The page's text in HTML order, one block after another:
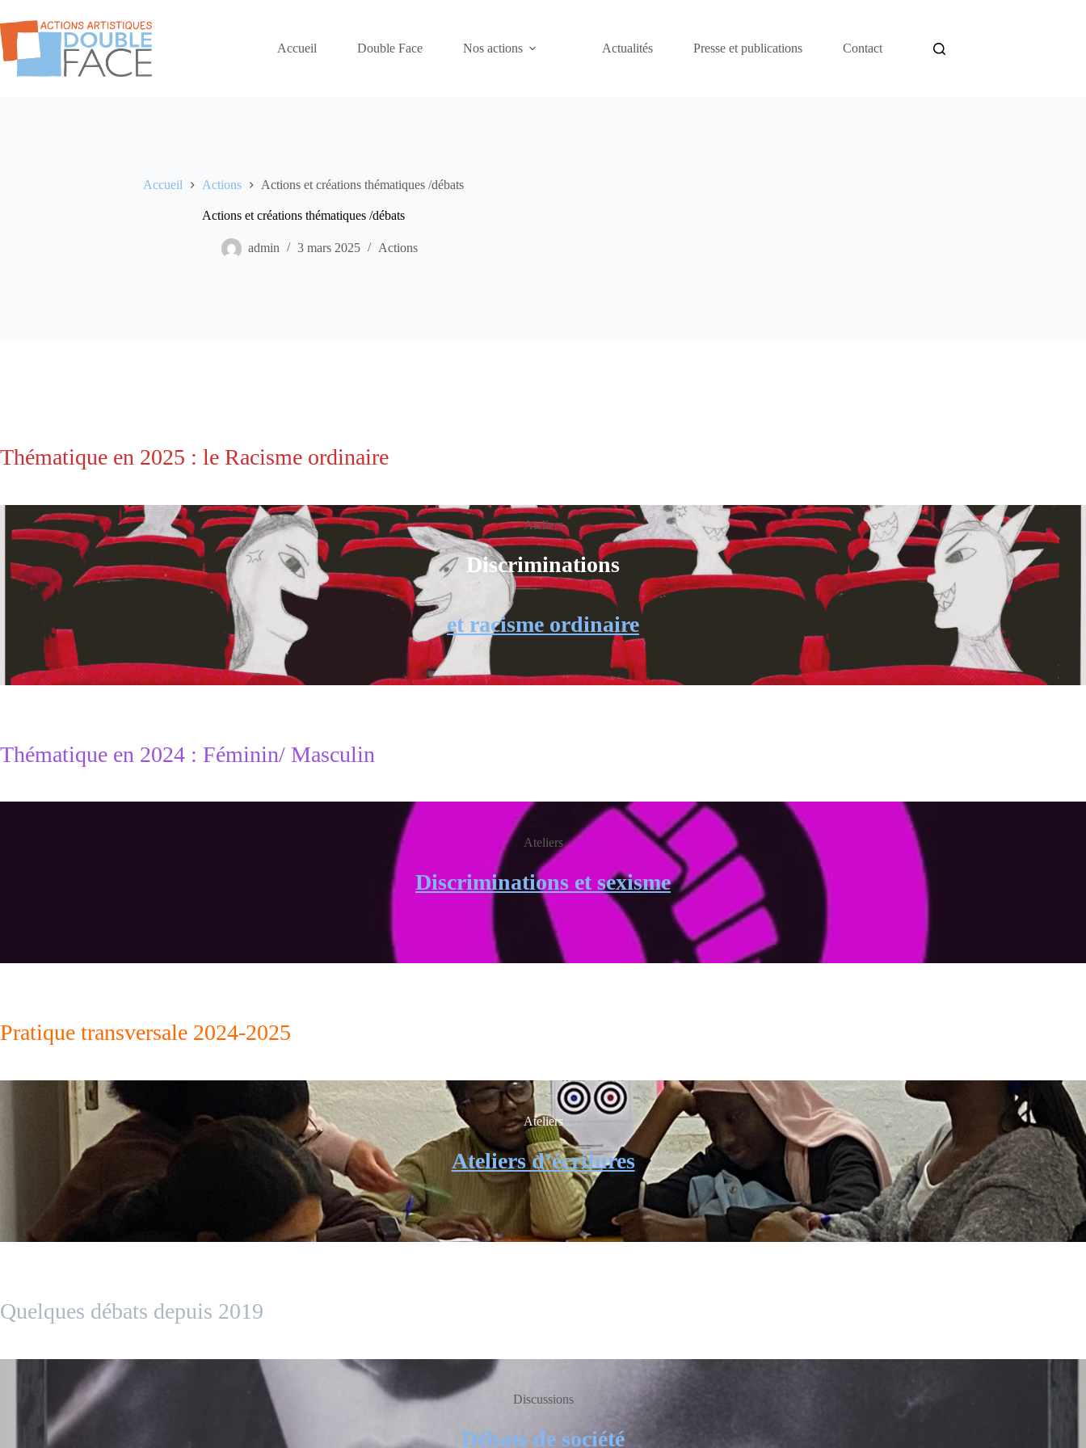
au
contenu
Accueil
Double Face Nos actions Actualités Presse et publications Contact
Accueil Actions Actions et créations thématiques /débats
Actions et créations thématiques /débats
admin 3 mars 2025 Actions
Thématique en 2025 : le Racisme ordinaire
Ateliers
Discriminations
et racisme ordinaire
Thématique en 2024 : Féminin/ Masculin
Ateliers
Discriminations et sexisme
Pratique transversale 2024-2025
Ateliers
Ateliers d’écritures
Quelques débats depuis 2019
Discussions
Débats de société